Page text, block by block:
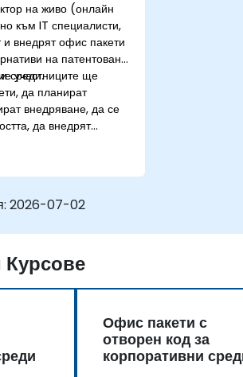
на живо (онлайн
към IT специалисти,
внедрят офис пакети
на патентовани
среди.
участниците ще
да планират
внедряване, да се
да внедрят
2026-07-02
Офис пакети с
отворен код за
корпоративни